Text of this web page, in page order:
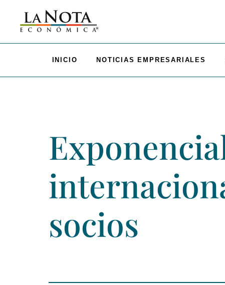
INICIO NOTICIAS EMPRESARIALES
socios